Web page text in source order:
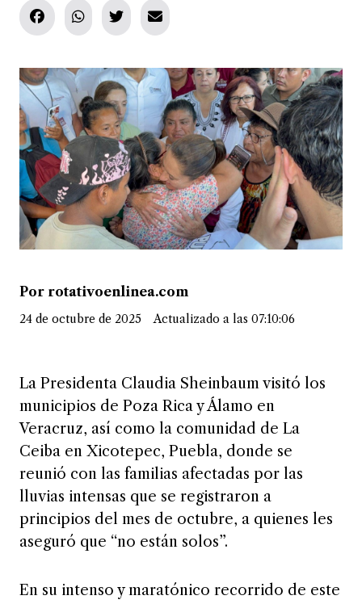
Por rotativoenlinea.com
24 de octubre de 2025 Actualizado a las 07:10:06
La Presidenta Claudia Sheinbaum visitó los
municipios de Poza Rica y Álamo en
Veracruz, así como la comunidad de La
Ceiba en Xicotepec, Puebla, donde se
reunió con las familias afectadas por las
lluvias intensas que se registraron a
principios del mes de octubre, a quienes les
aseguró que “no están solos”.
En su intenso y maratónico recorrido de este